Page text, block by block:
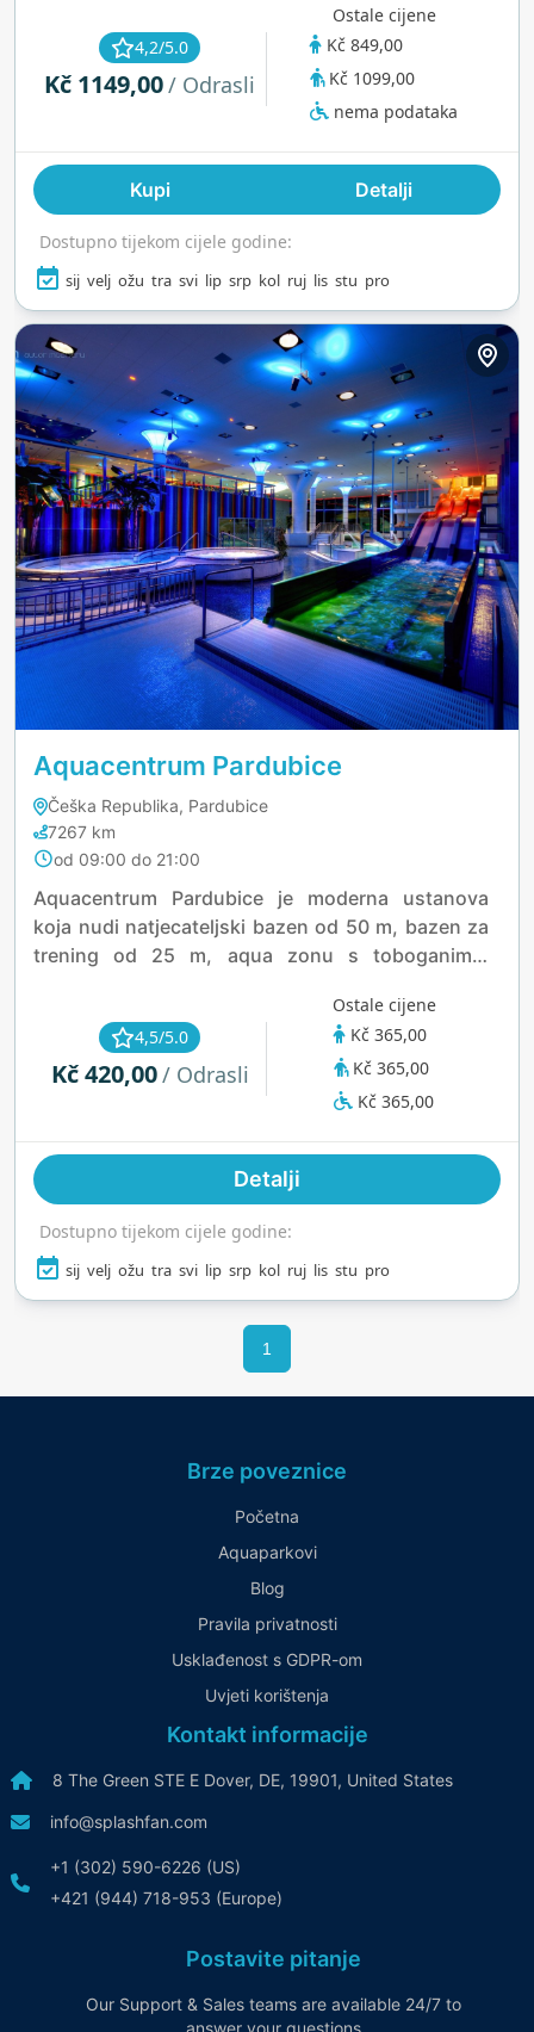
iskustvo, osiguravajući zabavu i uzbuđenje za
posjetitelje svih ukusa.
4,2/5.0
Kč 1149,00/ Odrasli
Ostale cijene
Kč 849,00
Kč 1099,00
nema podataka
Kupi Detalji
Dostupno tijekom cijele godine:
sij velj ožu tra svi lip srp kol ruj lis stu pro
Aquacentrum Pardubice
Češka Republika, Pardubice
7267 km
od 09:00 do 21:00
Aquacentrum Pardubice je moderna ustanova
koja nudi natjecateljski bazen od 50 m, bazen za
trening od 25 m, aqua zonu s toboganima,
vanjske prostore. Otvoren je svakodnevno,
idealan za plivanje, opuštanje i obiteljsku zabavu
tijekom cijele godine.
4,5/5.0
Kč 420,00/ Odrasli
Ostale cijene
Kč 365,00
Kč 365,00
Kč 365,00
Detalji
Dostupno tijekom cijele godine:
sij velj ožu tra svi lip srp kol ruj lis stu pro
1
Brze poveznice
Početna
Aquaparkovi
Blog
Pravila privatnosti
Usklađenost s GDPR-om
Uvjeti korištenja
Kontakt informacije
8 The Green STE E Dover, DE, 19901, United States
info@splashfan.com
+1 (302) 590-6226 (US)
+421 (944) 718-953 (Europe)
Postavite pitanje
Our Support & Sales teams are available 24/7 to
answer your questions